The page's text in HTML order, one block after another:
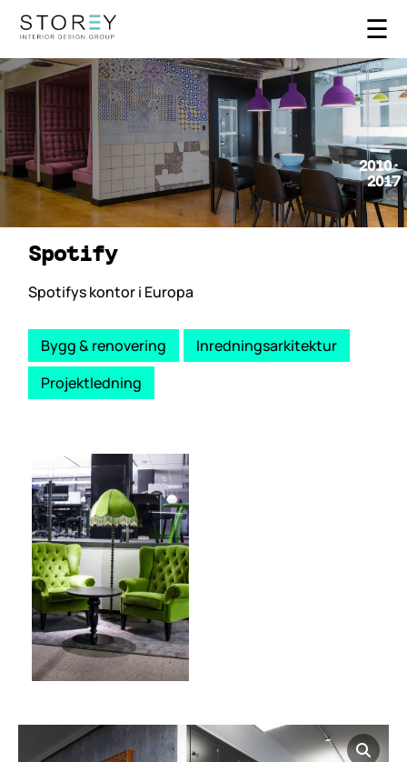
☰
2010-
2017
Spotify
Spotifys kontor i Europa
Bygg & renovering
Inredningsarkitektur
Projektledning